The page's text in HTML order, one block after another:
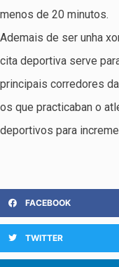
menos de 20 minutos.
Ademais de ser unha
cita deportiva serve
principais corredores
os que practicaban o
deportivos para
FACEBOOK
TWITTER